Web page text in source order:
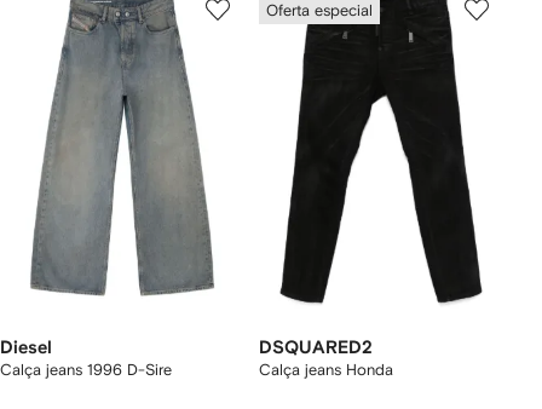
Diesel
Calça jeans 1996 D-Sire
Oferta especial
DSQUARED2
Calça jeans Honda